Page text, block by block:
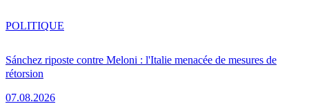
Sánchez riposte contre Meloni : l'Italie menacée de mesures de
rétorsion
07.08.2026
POLITIQUE